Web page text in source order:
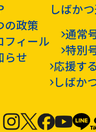
の政策
フィール
らせ
しばか
通常
特別
応援する
しばか